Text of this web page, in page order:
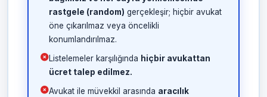
rastgele (random) gerçekleşir; hiçbir avukat
öne çıkarılmaz veya öncelikli
konumlandırılmaz.
Listelemeler karşılığında hiçbir avukattan
ücret talep edilmez.
Avukat ile müvekkil arasında aracılık